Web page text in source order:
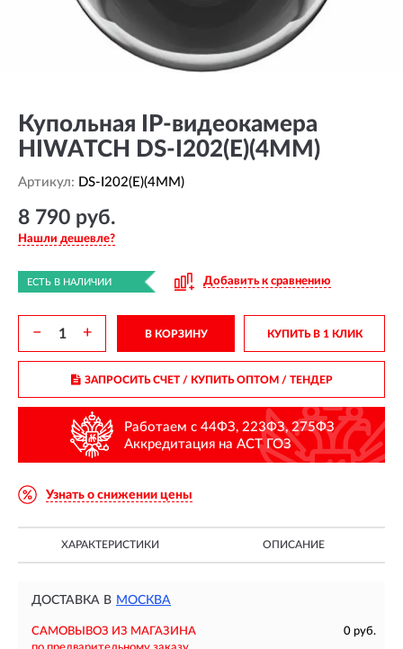
Купольная IP-видеокамера
HIWATCH DS-I202(E)(4MM)
Артикул: DS-I202(E)(4MM)
8 790 руб.
Нашли дешевле?
ЕСТЬ В НАЛИЧИИ Добавить к сравнению
− + В КОРЗИНУ КУПИТЬ В 1 КЛИК
ЗАПРОСИТЬ СЧЕТ / КУПИТЬ ОПТОМ/ ТЕНДЕР
Работаем с 44ФЗ, 223ФЗ, 275ФЗ
Аккредитация на АСТ ГОЗ
Узнать о снижении цены
ХАРАКТЕРИСТИКИ ОПИСАНИЕ
ДОСТАВКА В МОСКВА
САМОВЫВОЗ ИЗ МАГАЗИНА
0 руб.